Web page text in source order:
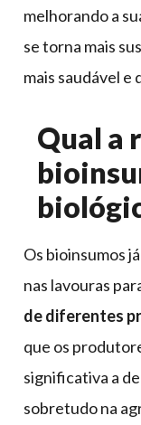
melhorando a
se torna mais
mais saudável e
Qual a
Os bioinsumos
nas lavouras
de diferentes
que os
significativa a
sobretudo na